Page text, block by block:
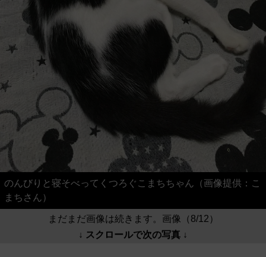
のんびりと寝そべってくつろぐこまちちゃん（画像提供：こ
まちさん）
まだまだ画像は続きます。画像（8/12）
↓ スクロールで次の写真 ↓